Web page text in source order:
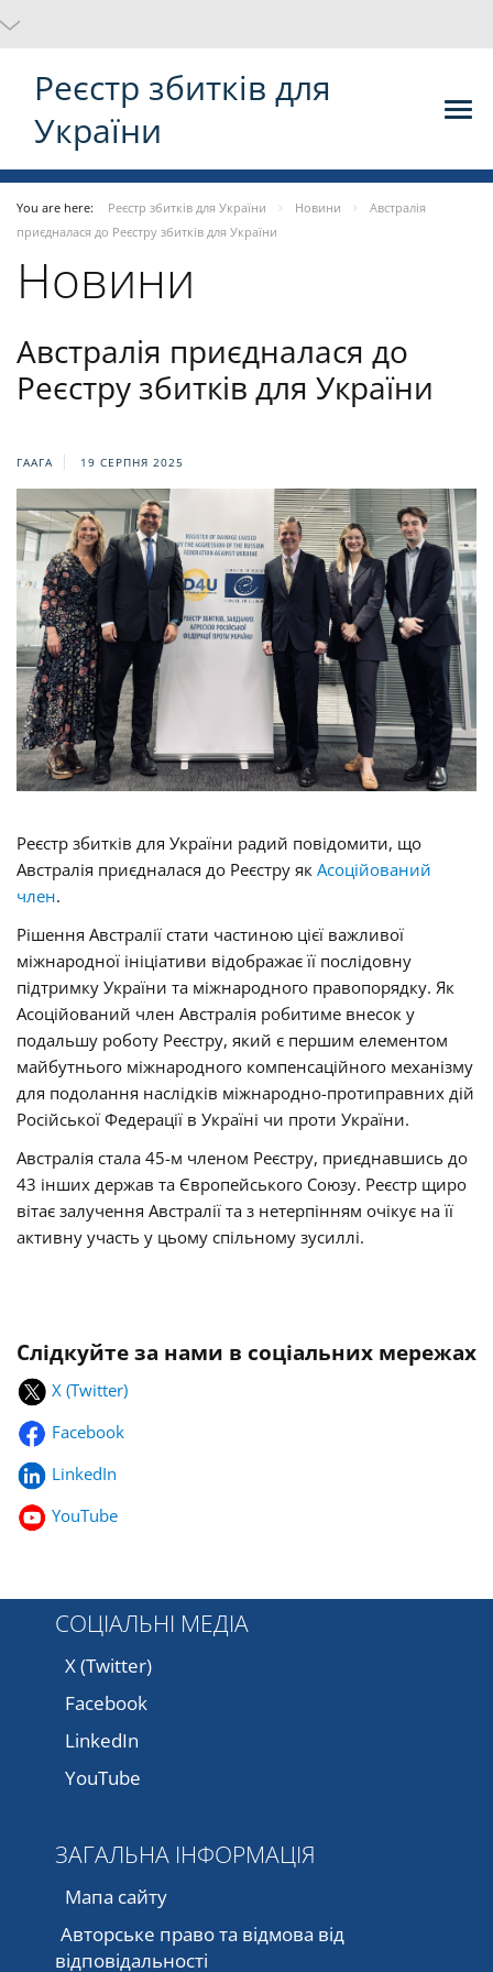
Реєстр збитків для
України
You are here: Реєстр збитків для України Новини
Австралія
приєдналася до Реєстру збитків для України
Новини
Австралія приєдналася до
Реєстру збитків для України
ГААГА 19 СЕРПНЯ 2025
Реєстр збитків для України радий повідомити, що
Австралія приєдналася до Реєстру як Асоційований
член.
Рішення Австралії стати частиною цієї важливої
міжнародної ініціативи відображає її послідовну
підтримку України та міжнародного правопорядку. Як
Асоційований член Австралія робитиме внесок у
подальшу роботу Реєстру, який є першим елементом
майбутнього міжнародного компенсаційного механізму
для подолання наслідків міжнародно-протиправних дій
Російської Федерації в Україні чи проти України.
Австралія стала 45-м членом Реєстру, приєднавшись до
43 інших держав та Європейського Союзу. Реєстр щиро
вітає залучення Австралії та з нетерпінням очікує на її
активну участь у цьому спільному зусиллі.
Слідкуйте за нами в соціальних мережах
X (Twitter)
Facebook
LinkedIn
YouTube
СОЦІАЛЬНІ МЕДІА
X (Twitter)
Facebook
LinkedIn
YouTube
ЗАГАЛЬНА ІНФОРМАЦІЯ
Мапа сайту
Авторське право та відмова від
відповідальності